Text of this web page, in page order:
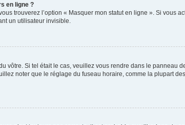
en ligne ?
trouverez l’option « Masquer mon statut en ligne ». Si vous
un utilisateur invisible.
vôtre. Si tel était le cas, veuillez vous rendre dans le panneau
noter que le réglage du fuseau horaire, comme la plupart